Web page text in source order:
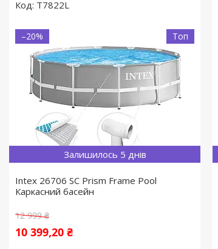
T7822L
Залишилось 5 днів
Топ
–20%
Intex 26706 SC Prism Frame Pool
Каркасний басейн
12 999 ₴
10 399,20 ₴